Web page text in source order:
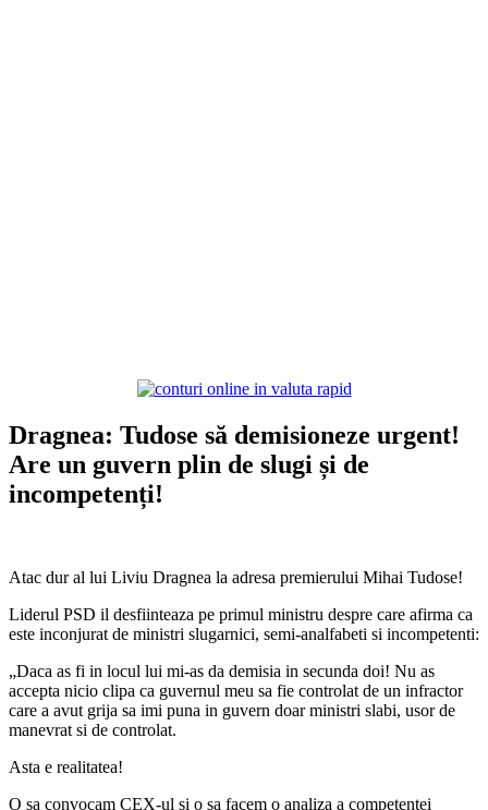
Dragnea: Tudose să demisioneze urgent!
Are un guvern plin de slugi și de
incompetenți!
Atac dur al lui Liviu Dragnea la adresa premierului Mihai Tudose!
Liderul PSD il desfiinteaza pe primul ministru despre care afirma ca
este inconjurat de ministri slugarnici, semi-analfabeti si incompetenti:
„Daca as fi in locul lui mi-as da demisia in secunda doi! Nu as
accepta nicio clipa ca guvernul meu sa fie controlat de un infractor
care a avut grija sa imi puna in guvern doar ministri slabi, usor de
manevrat si de controlat.
Asta e realitatea!
O sa convocam CEX-ul si o sa facem o analiza a competentei